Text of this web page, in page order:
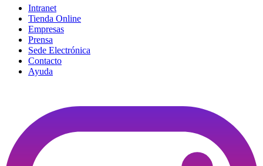
Intranet
Tienda Online
Empresas
Prensa
Sede Electrónica
Contacto
Ayuda